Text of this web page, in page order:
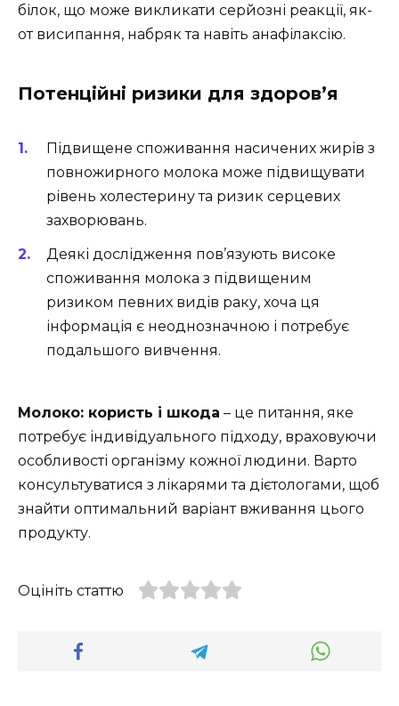
білок, що може викликати серйозні реакції, як-
от висипання, набряк та навіть анафілаксію.
Потенційні ризики для здоров’я
Підвищене споживання насичених жирів з
повножирного молока може підвищувати
рівень холестерину та ризик серцевих
захворювань.
Деякі дослідження пов’язують високе
споживання молока з підвищеним
ризиком певних видів раку, хоча ця
інформація є неоднозначною і потребує
подальшого вивчення.
Молоко: користь і шкода – це питання, яке
потребує індивідуального підходу, враховуючи
особливості організму кожної людини. Варто
консультуватися з лікарями та дієтологами, щоб
знайти оптимальний варіант вживання цього
продукту.
Оцініть статтю